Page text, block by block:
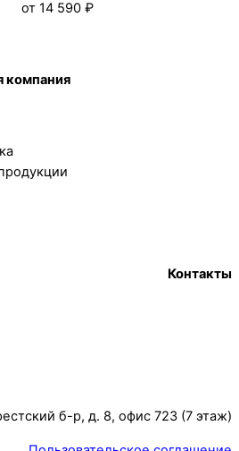
от 14 590 ₽
компания
Контакты
б-р, д. 8, офис 723 (7 этаж)